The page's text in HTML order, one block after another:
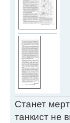
Станет
танкист не